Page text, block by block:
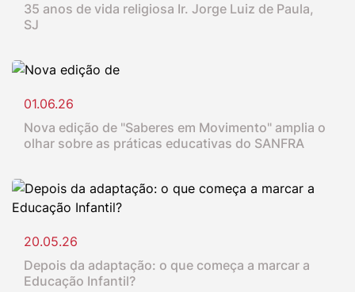
35 anos de vida religiosa Ir. Jorge Luiz de Paula,
SJ
01.06.26
Nova edição de "Saberes em Movimento" amplia o
olhar sobre as práticas educativas do SANFRA
20.05.26
Depois da adaptação: o que começa a marcar a
Educação Infantil?